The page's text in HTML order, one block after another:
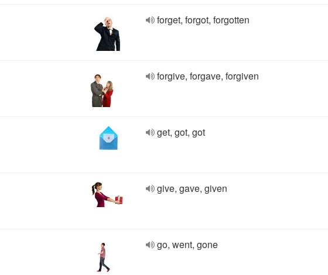
forget, forgot, forgotten
forgive, forgave, forgiven
get, got, got
give, gave, given
go, went, gone